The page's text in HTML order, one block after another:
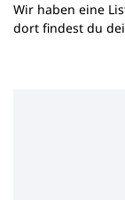
Wir haben eine
dort findest du